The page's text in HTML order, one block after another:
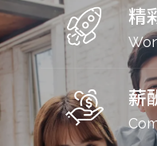
精
薪